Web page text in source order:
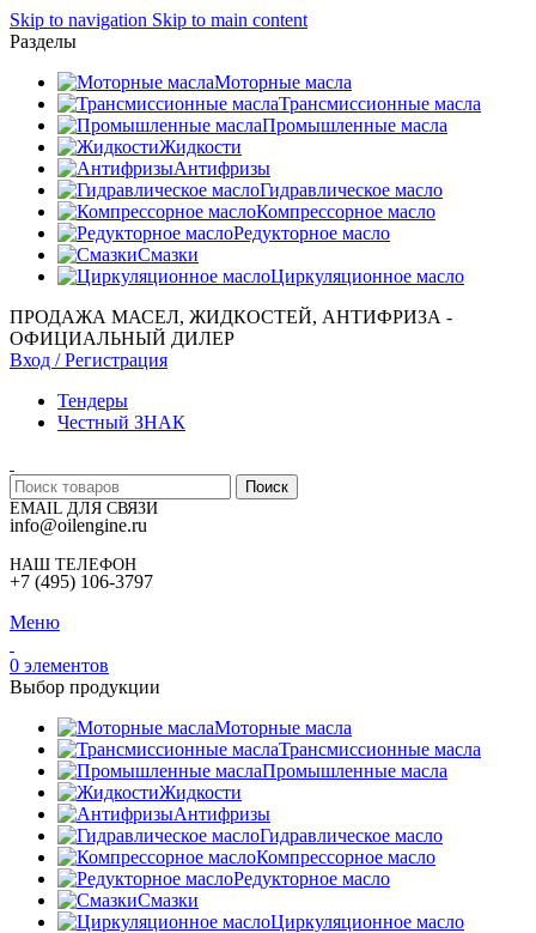
Skip to navigation Skip to main content
Разделы
Моторные масла
Трансмиссионные масла
Промышленные масла
Жидкости
Антифризы
Гидравлическое масло
Компрессорное масло
Редукторное масло
Смазки
Циркуляционное масло
ПРОДАЖА МАСЕЛ, ЖИДКОСТЕЙ, АНТИФРИЗА -
ОФИЦИАЛЬНЫЙ ДИЛЕР
Вход / Регистрация
Тендеры
Честный ЗНАК
Поиск
EMAIL ДЛЯ СВЯЗИ
info@oilengine.ru
НАШ ТЕЛЕФОН
+7 (495) 106-3797
Меню
0 элементов
Выбор продукции
Моторные масла
Трансмиссионные масла
Промышленные масла
Жидкости
Антифризы
Гидравлическое масло
Компрессорное масло
Редукторное масло
Смазки
Циркуляционное масло